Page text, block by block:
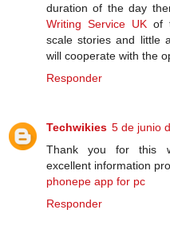
duration of the day
Writing Service UK of
scale stories and little
will cooperate with the
Responder
Techwikies 5 de junio
Thank you for this
excellent information
phonepe app for pc
Responder